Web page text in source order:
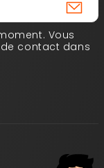
Vous
contact dans